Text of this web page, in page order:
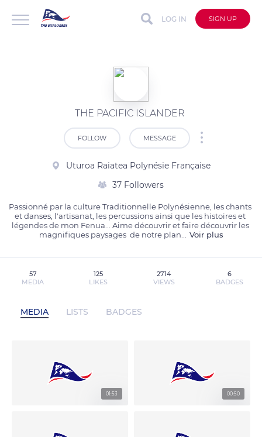
LOG IN SIGN UP
THE PACIFIC ISLANDER
FOLLOW MESSAGE
Uturoa Raiatea Polynésie Française
37 Followers
Passionné par la culture Traditionnelle Polynésienne, les chants
et danses, l'artisanat, les percussions ainsi que les histoires et
légendes de mon Fenua... Aime découvrir et faire découvrir les
magnifiques paysages  de notre plan
Voir plus
57
MEDIA
125
LIKES
2714
VIEWS
6
BADGES
MEDIA LISTS BADGES
01:53 00:50